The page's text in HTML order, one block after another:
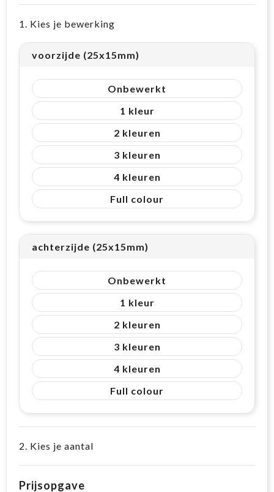
1. Kies je bewerking
voorzijde (25x15mm)
Onbewerkt
1
2
3
4
Full colour
achterzijde (25x15mm)
Onbewerkt
1
2
3
4
Full colour
2. Kies je aantal
Prijsopgave